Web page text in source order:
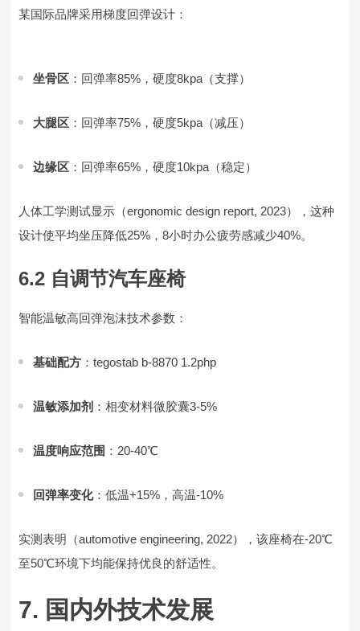
某国际品牌采用梯度回弹设计：
坐骨区 ：回弹率85%，硬度8kpa（支撑）
大腿区 ：回弹率75%，硬度5kpa（减压）
边缘区 ：回弹率65%，硬度10kpa（稳定）
人体工学测试显示（ergonomic design report, 2023），这种
设计使平均坐压降低25%，8小时办公疲劳感减少40%。
6.2 自调节汽车座椅
智能温敏高回弹泡沫技术参数：
基础配方 ：tegostab b-8870 1.2php
温敏添加剂 ：相变材料微胶囊3-5%
温度响应范围 ：20-40℃
回弹率变化：低温+15%，高温-10%
实测表明（automotive engineering, 2022），该座椅在-20℃
至50℃环境下均能保持优良的舒适性。
7. 国内外技术发展